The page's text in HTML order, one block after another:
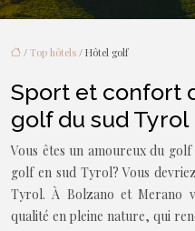
/ Top hôtels / Hôtel golf
Sport et confort
golf du sud Tyrol
Vous êtes un amoureux du
golf en sud Tyrol? Vous
Tyrol. À Bolzano et Merano
qualité en pleine nature, qui